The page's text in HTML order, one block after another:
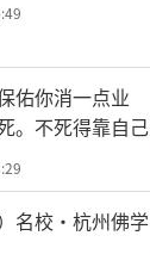
佑你消一点业
。不死得靠自己
名校·杭州佛学